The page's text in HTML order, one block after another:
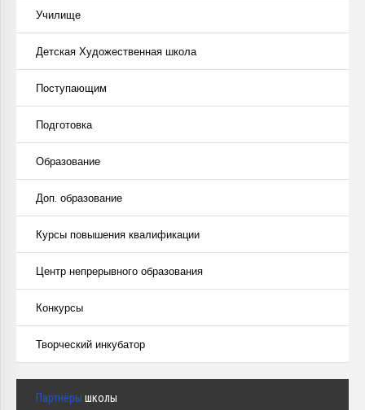
Училище
Детская Художественная школа
Поступающим
Подготовка
Образование
Доп. образование
Курсы повышения квалификации
Центр непрерывного образования
Конкурсы
Творческий инкубатор
Партнёры школы